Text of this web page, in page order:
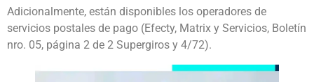
Adicionalmente, están disponibles los operadores de
servicios postales de pago (Efecty, Matrix y Servicios, Boletín
nro. 05, página 2 de 2 Supergiros y 4/72).